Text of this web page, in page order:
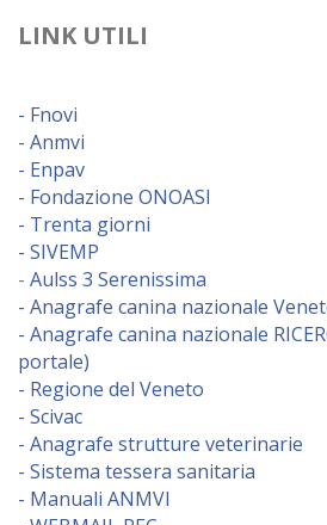
LINK UTILI
- Fnovi
- Anmvi
- Enpav
- Fondazione ONOASI
- Trenta giorni
- SIVEMP
- Aulss 3 Serenissima
- Anagrafe canina nazionale
- Anagrafe canina nazionale
portale)
- Regione del Veneto
- Scivac
- Anagrafe strutture veterinarie
- Sistema tessera sanitaria
- Manuali ANMVI